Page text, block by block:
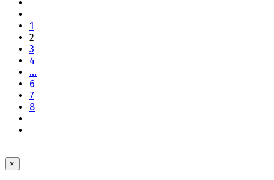
1
2
3
4
...
6
7
8
×